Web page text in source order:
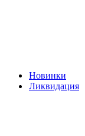
Новинки
Ликвидация